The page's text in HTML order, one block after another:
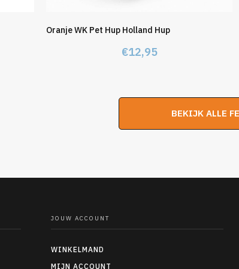
Oranje WK Pet Hup Holland Hup
€12,95
BEKIJK ALLE
JOUW ACCOUNT
WINKELMAND
MIJN ACCOUNT